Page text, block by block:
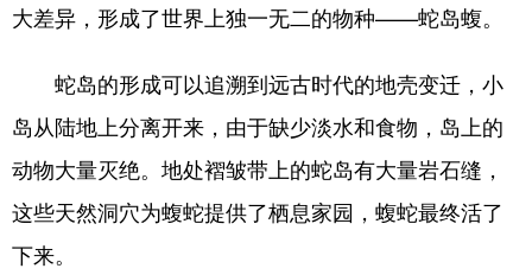
广东 广西 海南 重庆
陕西 甘肃 青海 宁夏
新疆 内蒙古 黑龙江
多语种频道
大差异，形成了世界上独一无二的物种——蛇岛蝮。
蛇岛的形成可以追溯到远古时代的地壳变迁，小
岛从陆地上分离开来，由于缺少淡水和食物，岛上的
动物大量灭绝。地处褶皱带上的蛇岛有大量岩石缝，
这些天然洞穴为蝮蛇提供了栖息家园，蝮蛇最终活了
下来。